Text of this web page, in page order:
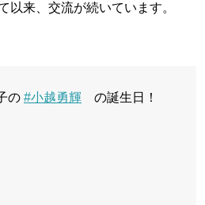
以来、交流が続いています。
の #小越勇輝 の誕生日！